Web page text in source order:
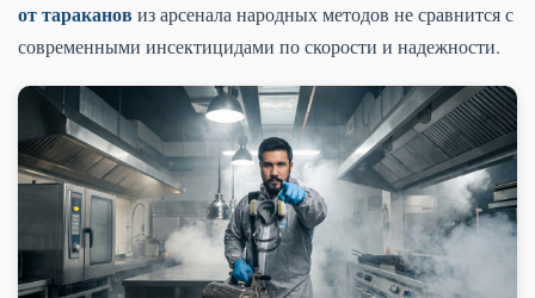
от тараканов из арсенала народных методов не сравнится с
современными инсектицидами по скорости и надежности.